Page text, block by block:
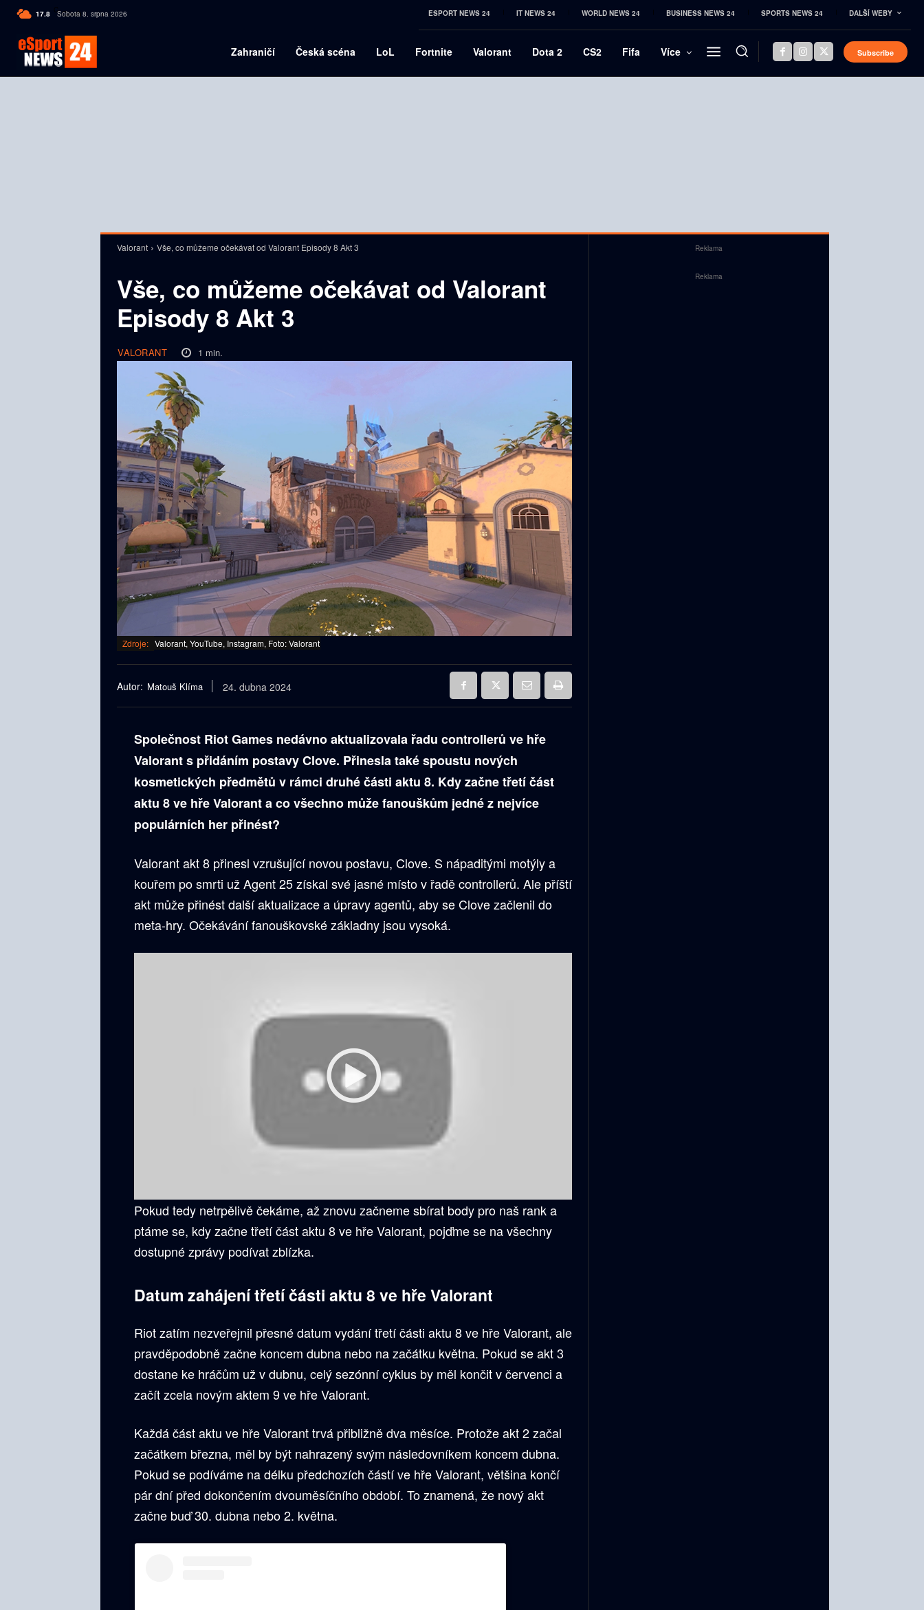
17.8 C Czech
Sobota 8. srpna 2026 ESPORT NEWS 24 IT NEWS 24 WORLD NEWS 24 BUSINESS NEWS 24 SPORTS NEWS 24 DALŠÍ WEBY
Zahraničí Česká scéna LoL Fortnite Valorant Dota 2 CS2 Fifa Více Subscribe
Valorant Vše, co můžeme očekávat od Valorant Episody 8 Akt 3
Vše, co můžeme očekávat od Valorant
Episody 8 Akt 3
VALORANT 1 min.
Zdroje: Valorant, YouTube, Instagram, Foto: Valorant
Autor: Matouš Klíma 24. dubna 2024
Společnost Riot Games nedávno aktualizovala řadu controllerů ve hře
Valorant s přidáním postavy Clove. Přinesla také spoustu nových
kosmetických předmětů v rámci druhé části aktu 8. Kdy začne třetí část
aktu 8 ve hře Valorant a co všechno může fanouškům jedné z nejvíce
populárních her přinést?
Valorant akt 8 přinesl vzrušující novou postavu, Clove. S nápaditými motýly a
kouřem po smrti už Agent 25 získal své jasné místo v řadě controllerů. Ale příští
akt může přinést další aktualizace a úpravy agentů, aby se Clove začlenil do
meta-hry. Očekávání fanouškovské základny jsou vysoká.
Pokud tedy netrpělivě čekáme, až znovu začneme sbírat body pro naš rank a
ptáme se, kdy začne třetí část aktu 8 ve hře Valorant, pojďme se na všechny
dostupné zprávy podívat zblízka.
Datum zahájení třetí části aktu 8 ve hře Valorant
Riot zatím nezveřejnil přesné datum vydání třetí části aktu 8 ve hře Valorant, ale
pravděpodobně začne koncem dubna nebo na začátku května. Pokud se akt 3
dostane ke hráčům už v dubnu, celý sezónní cyklus by měl končit v červenci a
začít zcela novým aktem 9 ve hře Valorant.
Každá část aktu ve hře Valorant trvá přibližně dva měsíce. Protože akt 2 začal
začátkem března, měl by být nahrazený svým následovníkem koncem dubna.
Pokud se podíváme na délku předchozích částí ve hře Valorant, většina končí
pár dní před dokončením dvouměsíčního období. To znamená, že nový akt
začne buď 30. dubna nebo 2. května.
Reklama
Reklama